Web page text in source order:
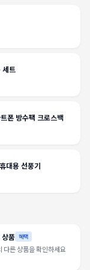
세트
폰 방수팩 크로스백
대용 선풍기
상품 혜택
다른 상품을 확인하세요